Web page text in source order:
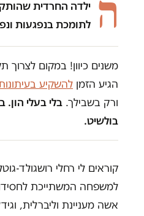
ה ילדה החרדית
לתומכת בנפגעות
משנים כיוון! במקום
הגיע הזמן להשקיע
ורק בשבילך. בלי בעלי הון.
בולשיט.
קוראים לי רחלי רושגולד-
למשפחה המשתייכת
אשה מעניינת וליברלית,